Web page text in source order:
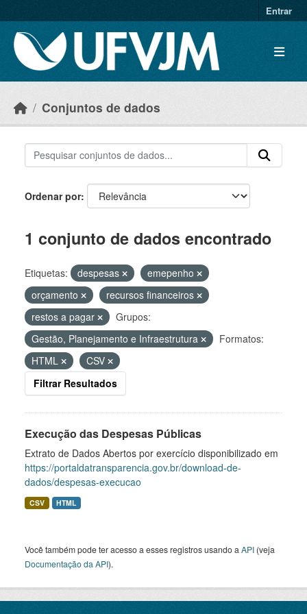
Entrar
Conjuntos de dados
Ordenar por
1 conjunto de dados encontrado
Etiquetas: despesas
emepenho
orçamento
recursos financeiros
restos a pagar
Grupos:
Gestão, Planejamento e Infraestrutura
Formatos:
HTML
CSV
Filtrar Resultados
Execução das Despesas Públicas
Extrato de Dados Abertos por exercício disponibilizado em
https://portaldatransparencia.gov.br/download-de-
dados/despesas-execucao
CSV HTML
Você também pode ter acesso a esses registros usando a API (veja
Documentação da API).